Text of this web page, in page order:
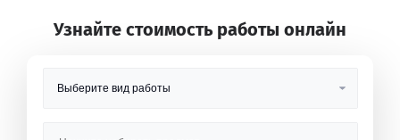
Узнайте стоимость работы онлайн